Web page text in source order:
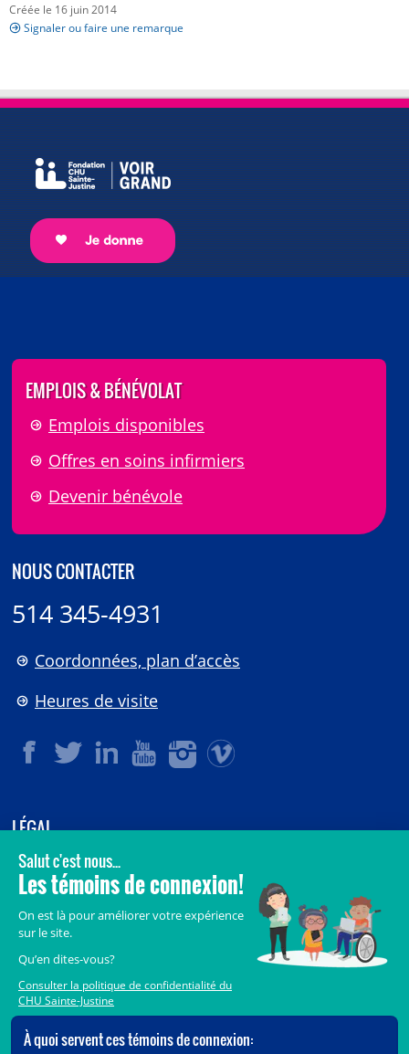
Créée le 16 juin 2014
Signaler ou faire une remarque
EMPLOIS & BÉNÉVOLAT
Emplois disponibles
Offres en soins infirmiers
Devenir bénévole
NOUS CONTACTER
514 345-4931
Coordonnées, plan d’accès
Heures de visite
LÉGAL
© 2006-2026CHU Sainte-Justine.
Tous droits réservés.
Crédits
Accès aux documents des organismes publics